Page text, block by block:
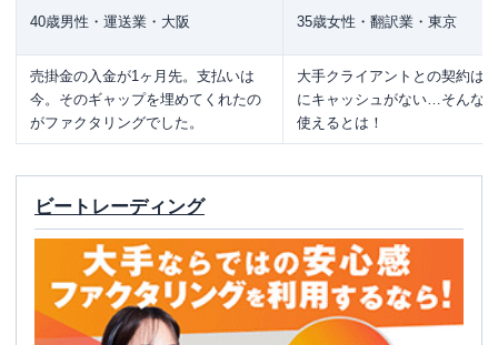
40歳男性・運送業・大阪 35歳女性・翻訳業・東京
売掛金の入金が1ヶ月先。支払いは
今。そのギャップを埋めてくれたの
がファクタリングでした。
大手クライアントとの契約は
にキャッシュがない…そんな
使えるとは！
ビートレーディング